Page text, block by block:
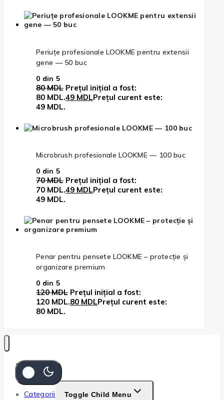
Periuțe profesionale LOOKME pentru extensii
gene — 50 buc
0 din 5
80MDL Prețul inițial a fost:
80 MDL.49 MDLPrețul curent este:
49 MDL.
Microbrush profesionale LOOKME — 100 buc
0 din 5
70MDL Prețul inițial a fost:
70 MDL.49 MDLPrețul curent este:
49 MDL.
Penar pentru pensete LOOKME – protecție și
organizare premium
0 din 5
120MDL Prețul inițial a fost:
120 MDL.80 MDLPrețul curent este:
80 MDL.
Acasă
Magazin
Categorii Toggle Child Menu